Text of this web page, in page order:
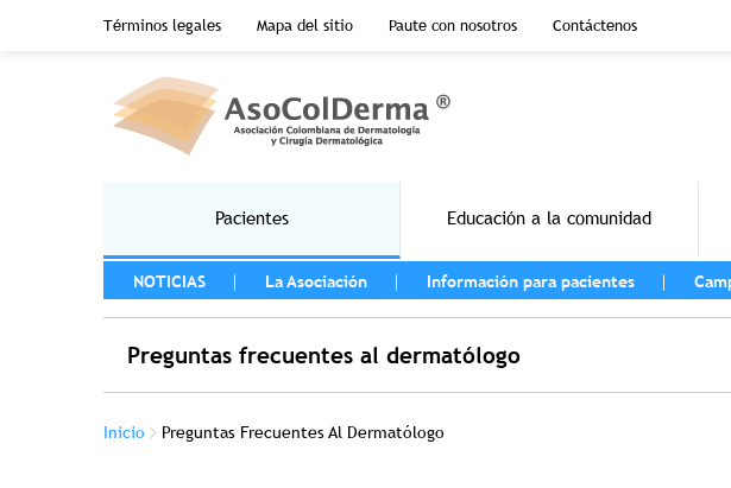
Pasar al contenido principal
Términos legales
Mapa del sitio Paute con nosotros Contáctenos
Pacientes Educación a la comunidad
MENU LEFT
NOTICIAS
La Asociación Información para pacientes
Preguntas frecuentes al dermatólogo
Sobrescribir enlaces de ayuda a la navegación
Inicio Preguntas Frecuentes Al Dermatólogo